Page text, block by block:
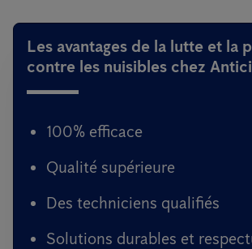
Les avantages de la lutte et la
contre les nuisibles chez
100% efficace
Qualité supérieure
Des techniciens qualifiés
Solutions durables et